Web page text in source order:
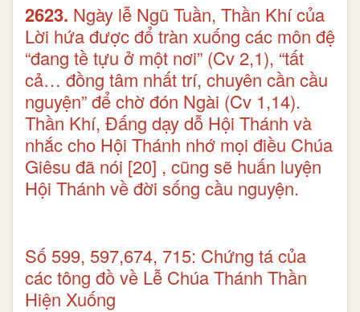
2623. Ngày lễ Ngũ Tuần, Thần Khí của
Lời hứa được đổ tràn xuống các môn đệ
“đang tề tựu ở một nơi” (Cv 2,1), “tất
cả… đồng tâm nhất trí, chuyên cần cầu
nguyện” để chờ đón Ngài (Cv 1,14).
Thần Khí, Đấng dạy dỗ Hội Thánh và
nhắc cho Hội Thánh nhớ mọi điều Chúa
Giêsu đã nói [20] , cũng sẽ huấn luyện
Hội Thánh về đời sống cầu nguyện.
Số 599, 597,674, 715: Chứng tá của
các tông đồ về Lễ Chúa Thánh Thần
Hiện Xuống